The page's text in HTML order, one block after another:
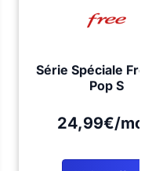
Série Spéciale
Pop S
24,99€/